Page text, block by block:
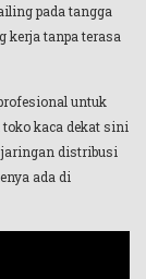
pada tangga
kerja tanpa terasa
untuk
kaca dekat sini
distribusi
ada di